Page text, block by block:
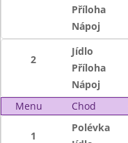
Příloha
Nápoj
2
Jídlo
Příloha
Nápoj
Menu
Chod
1
Polévka